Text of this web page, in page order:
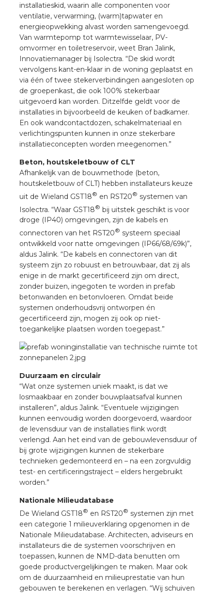
installatieskid, waarin alle componenten voor
ventilatie, verwarming, (warm)tapwater en
energieopwekking alvast worden samengevoegd.
Van warmtepomp tot warmtewisselaar, PV-
omvormer en toiletreservoir, weet Bran Jalink,
Innovatiemanager bij Isolectra. “De skid wordt
vervolgens kant-en-klaar in de woning geplaatst en
via één of twee stekerverbindingen aangesloten op
de groepenkast, die ook 100% stekerbaar
uitgevoerd kan worden. Ditzelfde geldt voor de
installaties in bijvoorbeeld de keuken of badkamer.
En ook wandcontactdozen, schakelmateriaal en
verlichtingspunten kunnen in onze stekerbare
installatieconcepten worden meegenomen.”
Beton, houtskeletbouw of CLT
Afhankelijk van de bouwmethode (beton,
houtskeletbouw of CLT) hebben installateurs keuze
uit de Wieland GST18® en RST20® systemen van
Isolectra. “Waar GST18® bij uitstek geschikt is voor
droge (IP40) omgevingen, zijn de kabels en
connectoren van het RST20® systeem speciaal
ontwikkeld voor natte omgevingen (IP66/68/69k)”,
aldus Jalink. “De kabels en connectoren van dit
systeem zijn zo robuust en betrouwbaar, dat zij als
enige in de markt gecertificeerd zijn om direct,
zonder buizen, ingegoten te worden in prefab
betonwanden en betonvloeren. Omdat beide
systemen onderhoudsvrij ontworpen én
gecertificeerd zijn, mogen zij ook op niet-
toegankelijke plaatsen worden toegepast.”
Duurzaam en circulair
“Wat onze systemen uniek maakt, is dat we
losmaakbaar en zonder bouwplaatsafval kunnen
installeren”, aldus Jalink. “Eventuele wijzigingen
kunnen eenvoudig worden doorgevoerd, waardoor
de levensduur van de installaties flink wordt
verlengd. Aan het eind van de gebouwlevensduur of
bij grote wijzigingen kunnen de stekerbare
technieken gedemonteerd en – na een zorgvuldig
test- en certificeringstraject – elders hergebruikt
worden.”
Nationale Milieudatabase
De Wieland GST18® en RST20® systemen zijn met
een categorie 1 milieuverklaring opgenomen in de
Nationale Milieudatabase. Architecten, adviseurs en
installateurs die de systemen voorschrijven en
toepassen, kunnen de NMD-data benutten om
goede productvergelijkingen te maken. Maar ook
om de duurzaamheid en milieuprestatie van hun
gebouwen te berekenen en verlagen. “Wij schuiven
stekerbare vlakkabel
GST®
RST®
Academy
waarde
groothandels